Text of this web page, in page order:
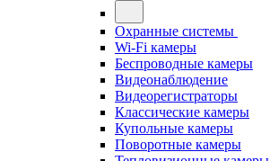
Охранные системы
Wi-Fi камеры
Беспроводные камеры
Видеонаблюдение
Видеорегистраторы
Классические камеры
Купольные камеры
Поворотные камеры